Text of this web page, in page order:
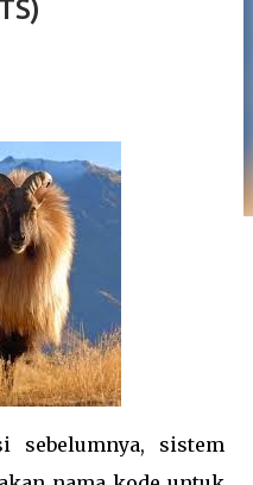
sebelumnya, sistem